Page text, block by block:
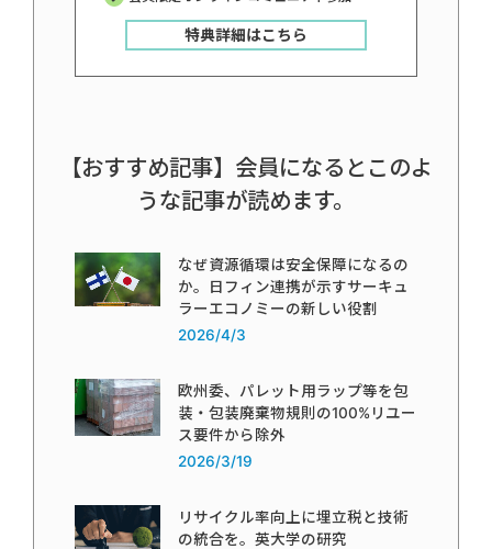
特典詳細はこちら
【おすすめ記事】会員になるとこのよ
うな記事が読めます。
なぜ資源循環は安全保障になるの
か。日フィン連携が示すサーキュ
ラーエコノミーの新しい役割
2026/4/3
欧州委、パレット用ラップ等を包
装・包装廃棄物規則の100%リユー
ス要件から除外
2026/3/19
リサイクル率向上に埋立税と技術
の統合を。英大学の研究